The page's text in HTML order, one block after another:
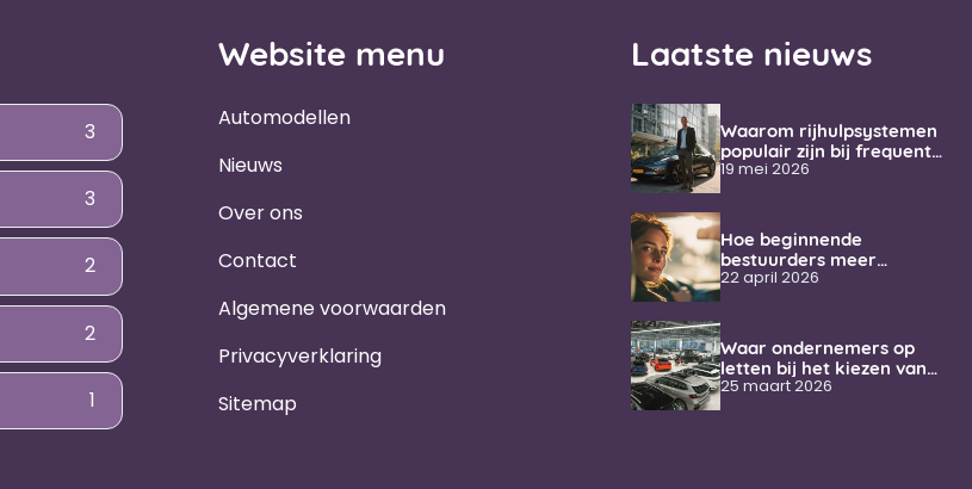
3
3
2
2
1
Website menu
Automodellen
Nieuws
Over ons
Contact
Algemene voorwaarden
Privacyverklaring
Sitemap
Laatste nieuws
Waarom rijhulpsystemen
populair zijn bij frequente
weggebruikers
19 mei 2026
Hoe beginnende
bestuurders meer
vertrouwen krijgen
22 april 2026
Waar ondernemers op
letten bij het kiezen van
een zakelijke auto
25 maart 2026